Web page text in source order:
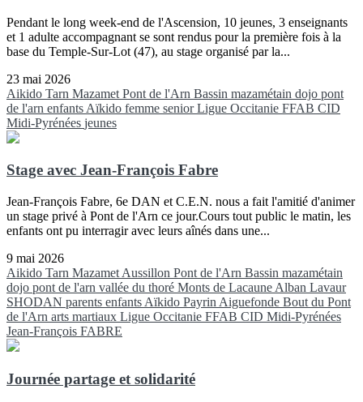
Pendant le long week-end de l'Ascension, 10 jeunes, 3 enseignants
et 1 adulte accompagnant se sont rendus pour la première fois à la
base du Temple-Sur-Lot (47), au stage organisé par la...
23 mai 2026
Aikido Tarn Mazamet Pont de l'Arn Bassin mazamétain dojo pont
de l'arn enfants Aïkido femme seniorLigue Occitanie FFAB CID
Midi-Pyrénées jeunes
Stage avec Jean-François Fabre
Jean-François Fabre, 6e DAN et C.E.N. nous a fait l'amitié d'animer
un stage privé à Pont de l'Arn ce jour.Cours tout public le matin, les
enfants ont pu interragir avec leurs aînés dans une...
9 mai 2026
Aikido Tarn Mazamet Aussillon Pont de l'Arn Bassin mazamétain
dojo pont de l'arn vallée du thoré Monts de Lacaune Alban Lavaur
SHODAN parents enfants Aïkido Payrin Aiguefonde Bout du Pont
de l'Arn arts martiaux Ligue Occitanie FFAB CID Midi-Pyrénées
Jean-François FABRE
Journée partage et solidarité